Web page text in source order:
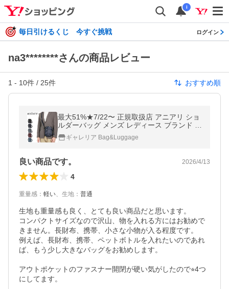
i
毎日引けるくじ 今すぐ挑戦 ログイン
na3********さんの商品レビュー
1 - 10件 / 25件 おすすめ順
最大51%★7/22〜 正規取扱店 アニアリ ショ
ルダーバッグ メンズ レディース ブランド a
niary バッグ 小さめ 斜めがけ 大人 上品 革
牛革 軽量 07-03005
ギャレリア Bag&Luggage
良い商品です。 2026/4/13
4
重量感 ： 軽い、 生地 ： 普通
生地も重量感も良く、とても良い商品だと思います。
コンパクトサイズなので沢山、物を入れる方にはお勧めで
きません。長財布、携帯、小さな小物が入る程度です。
例えば、長財布、携帯、ペットボトルを入れたいのであれ
ば、もう少し大きなバッグをお勧めします。
アウトポケットのファスナー開閉が硬い気がしたので⭐︎4つ
にしてます。